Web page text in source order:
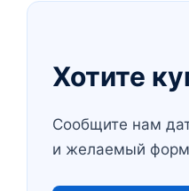
Хотите
Сообщите нам
и желаемый